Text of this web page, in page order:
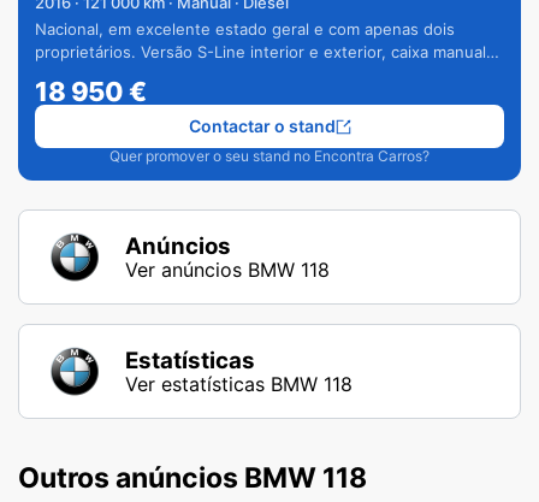
Nacional, em excelente estado geral e com apenas dois
proprietários. Versão S-Line interior e exterior, caixa manual
18 950€
Quer promover o seu stand no Encontra Carros?
Contactar o stand
Anúncios
Ver anúncios BMW 118
Estatísticas
Ver estatísticas BMW 118
Outros anúncios BMW 118